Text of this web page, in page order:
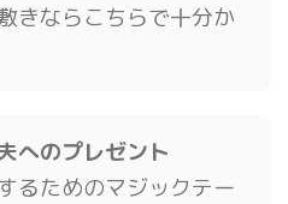
きならこちらで十分か
へのプレゼント
るためのマジックテー